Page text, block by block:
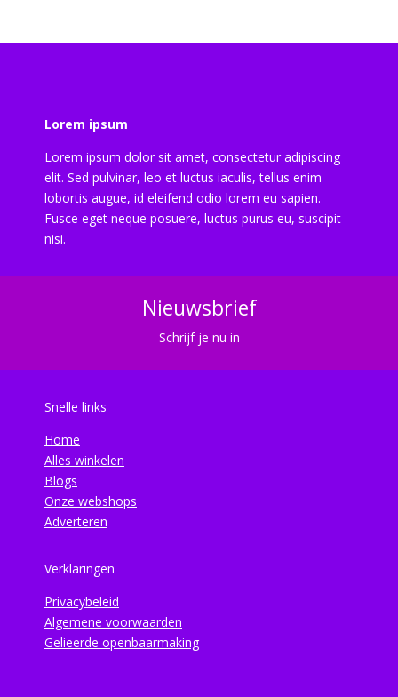
Lorem ipsum
Lorem ipsum dolor sit amet, consectetur adipiscing
elit. Sed pulvinar, leo et luctus iaculis, tellus enim
lobortis augue, id eleifend odio lorem eu sapien.
Fusce eget neque posuere, luctus purus eu, suscipit
nisi.
Nieuwsbrief
Schrijf je nu in
Snelle links
Home
Alles winkelen
Blogs
Onze webshops
Adverteren
Verklaringen
Privacybeleid
Algemene voorwaarden
Gelieerde openbaarmaking